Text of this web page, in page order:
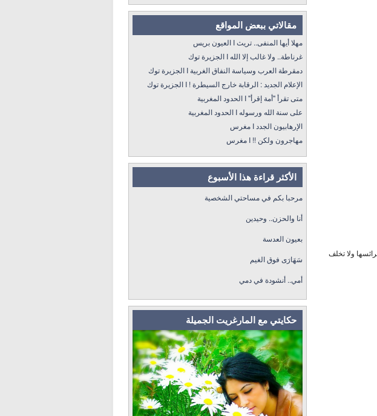
ولا تخلف
مقالاتي ببعض المواقع
مهلا أيها المنفى.. تريث I العيون بريس
غرناطة.. ولا غالب إلا الله I الجزيرة توك
دمقرطة العرب وسياسة النفاق الغربية I الجزيرة توك
الإعلام الجديد : الرقابة خارج السيطرة ! I الجزيرة توك
متى تقرأ "أمة إقرأ" I الحدود المغربية
على سنة الله ورسوله I الحدود المغربية
الإرهابيون الجدد I مغرس
مهاجرون ولكن !! I مغرس
الأكثر قراءة هذا الأسبوع
مرحبا بكم في مساحتي الشخصية
أنا والحزن.. وحيدين
بعيون العدسة
سَهَارَى فوق الغيم
أمي.. أنشودة في دمي
حكايتي مع المارغريت الجميلة